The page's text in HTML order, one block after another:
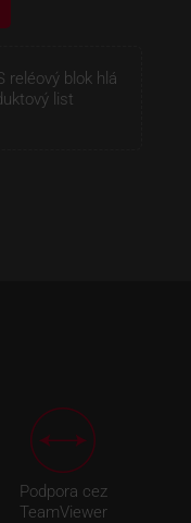
reléový blok hlá
list
Podpora cez
TeamViewer